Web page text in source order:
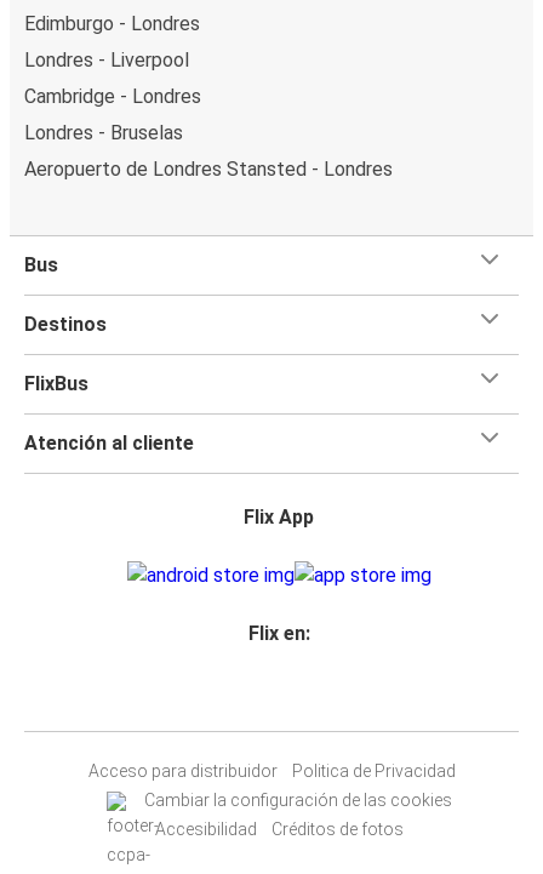
Edimburgo - Londres
Londres - Liverpool
Cambridge - Londres
Londres - Bruselas
Aeropuerto de Londres Stansted - Londres
Bus
Destinos
FlixBus
Atención al cliente
Flix App
Flix en:
Acceso para distribuidor
Politica de Privacidad
Cambiar la configuración de las cookies
Accesibilidad
Créditos de fotos